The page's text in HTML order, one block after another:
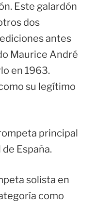
Este galardón
dos
antes
Maurice André
en 1963.
su legítimo
principal
España.
solista en
como